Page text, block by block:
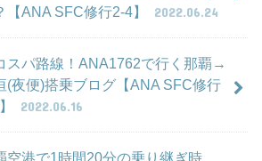
【ANA SFC修行2-4】
2022.06.24
スパ路線！ANA1762で行く那覇→
(夜便)搭乗ブログ【ANA SFC修行
2022.06.16
空港で1時間20分の乗り継ぎ時